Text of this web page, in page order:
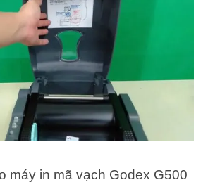
máy in mã vạch Godex G500